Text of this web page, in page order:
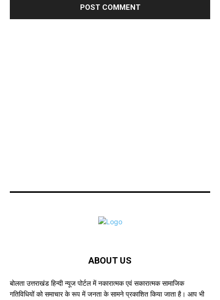
ABOUT US
बोलता उत्तराखंड हिन्दी न्यूज पोर्टल में नकारात्मक एवं सकारात्मक सामाजिक
गतिविधियों को समाचार के रूप में जनता के सामने प्रकाशित किया जाता है। आप भी